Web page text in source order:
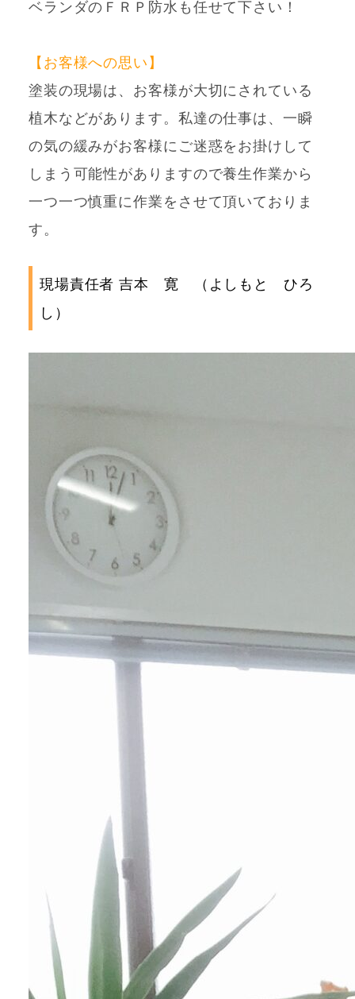
ベランダのＦＲＰ防水も任せて下さい！
【お客様への思い】
塗装の現場は、お客様が大切にされている
植木などがあります。私達の仕事は、一瞬
の気の緩みがお客様にご迷惑をお掛けして
しまう可能性がありますので養生作業から
一つ一つ慎重に作業をさせて頂いておりま
す。
現場責任者 吉本 寛 （よしもと ひろ
し）